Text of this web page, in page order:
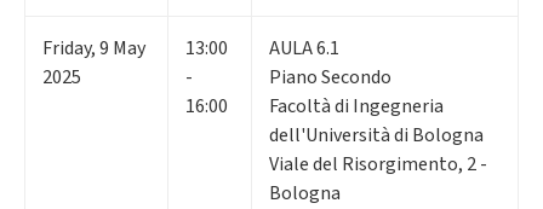
Friday,9 May
2025
13:00
-
16:00
AULA 6.1
Piano Secondo
Facoltà di Ingegneria
dell'Università di Bologna
Viale del Risorgimento, 2 -
Bologna